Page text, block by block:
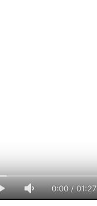
0:00/01:27